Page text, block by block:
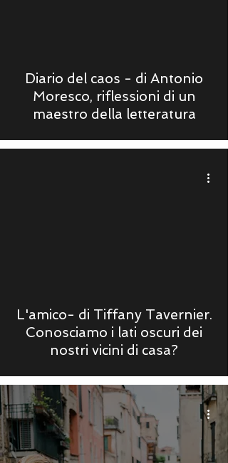
Diario del caos - di Antonio
Moresco, riflessioni di un
maestro della letteratura
L'amico- di Tiffany Tavernier.
Conosciamo i lati oscuri dei
nostri vicini di casa?